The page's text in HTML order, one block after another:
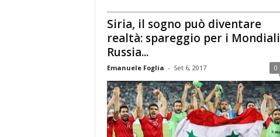
Siria, il sogno può diventare
realtà: spareggio per i Mondiali
Russia...
Emanuele Foglia - Set 6, 2017 0